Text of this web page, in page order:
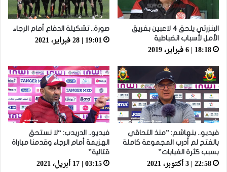
البنزرتي يلحق 4 لاعبين بفريق
الأمل لأسباب انضباطية
18:18 | 6 فبراير، 2019
صورة.. تشكيلة الدفاع أمام الرجاء
19:01 | 28 فبراير، 2021
فيديو.. بنهاشم: ”منذ التحاقي
بالفتح لم أدرب المجموعة كاملة
بسبب كثرة الغيابات”
22:58 | 3 أكتوبر، 2021
فيديو.. الدريدب: “لا نستحق
الهزيمة أمام الرجاء وقدمنا مباراة
قتالية”
03:15 | 17 أبريل، 2021